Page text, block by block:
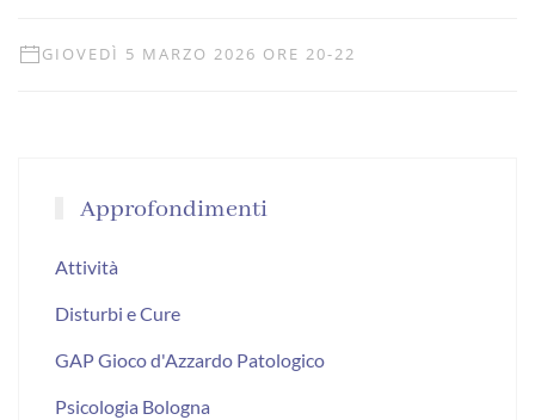
GIOVEDÌ 5 MARZO 2026 ORE 20-22
Approfondimenti
Attività
Disturbi e Cure
GAP Gioco d'Azzardo Patologico
Psicologia Bologna